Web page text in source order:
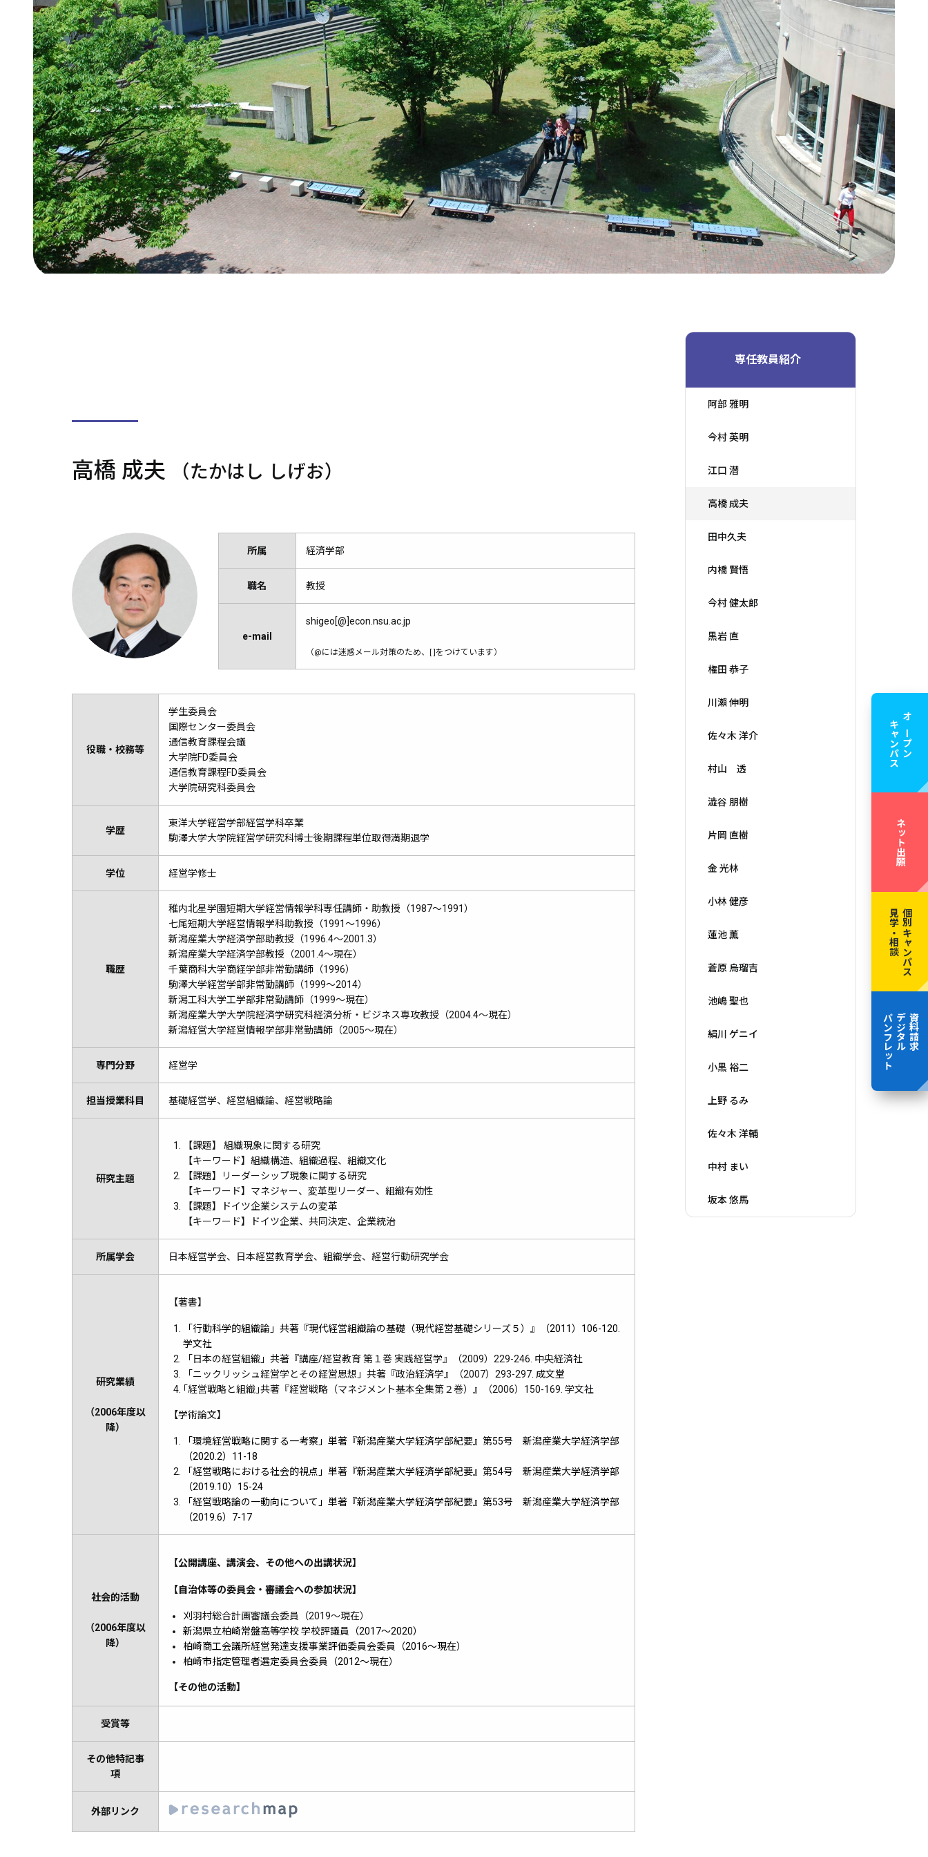
オープン
キャンパス
ネット出願
個別キャンパス
見学・相談
資料請求
デジタル
パンフレット
高橋 成夫 （たかはし しげお）
所属 経済学部
職名 教授
e-mail
shigeo[@]econ.nsu.ac.jp
（@には迷惑メール対策のため、[ ]をつけています）
役職・校務等
学生委員会
国際センター委員会
通信教育課程会議
大学院FD委員会
通信教育課程FD委員会
大学院研究科委員会
学歴
東洋大学経営学部経営学科卒業
駒澤大学大学院経営学研究科博士後期課程単位取得満期退学
学位 経営学修士
職歴
稚内北星学園短期大学経営情報学科専任講師・助教授（1987～1991）
七尾短期大学経営情報学科助教授（1991～1996）
新潟産業大学経済学部助教授（1996.4～2001.3）
新潟産業大学経済学部教授（2001.4～現在）
千葉商科大学商経学部非常勤講師（1996）
駒澤大学経営学部非常勤講師（1999～2014）
新潟工科大学工学部非常勤講師（1999～現在）
新潟産業大学大学院経済学研究科経済分析・ビジネス専攻教授（2004.4～現在）
新潟経営大学経営情報学部非常勤講師（2005～現在）
専門分野 経営学
担当授業科目 基礎経営学、経営組織論、経営戦略論
研究主題
【課題】 組織現象に関する研究
【キーワード】組織構造、組織過程、組織文化
【課題】リーダーシップ現象に関する研究
【キーワード】マネジャー、変革型リーダー、組織有効性
【課題】ドイツ企業システムの変革
【キーワード】ドイツ企業、共同決定、企業統治
所属学会 日本経営学会、日本経営教育学会、組織学会、経営行動研究学会
研究業績
（2006年度以
降）
【著書】
「行動科学的組織論」共著『現代経営組織論の基礎（現代経営基礎シリーズ５）』（2011）106-120.
学文社
「日本の経営組織」共著『講座/経営教育 第１巻 実践経営学』（2009）229-246. 中央経済社
「ニックリッシュ経営学とその経営思想」共著『政治経済学』（2007）293-297. 成文堂
｢経営戦略と組織｣共著『経営戦略（マネジメント基本全集第２巻）』（2006）150-169. 学文社
【学術論文】
「環境経営戦略に関する一考察」単著『新潟産業大学経済学部紀要』第55号 新潟産業大学経済学部
（2020.2）11-18
「経営戦略における社会的視点」単著『新潟産業大学経済学部紀要』第54号 新潟産業大学経済学部
（2019.10）15-24
「経営戦略論の一動向について」単著『新潟産業大学経済学部紀要』第53号 新潟産業大学経済学部
（2019.6）7-17
社会的活動
（2006年度以
降）
【公開講座、講演会、その他への出講状況】
【自治体等の委員会・審議会への参加状況】
刈羽村総合計画審議会委員（2019～現在）
新潟県立柏崎常盤高等学校 学校評議員（2017～2020）
柏崎商工会議所経営発達支援事業評価委員会委員（2016～現在）
柏崎市指定管理者選定委員会委員（2012～現在）
【その他の活動】
受賞等
その他特記事
項
外部リンク
専任教員紹介
阿部 雅明
今村 英明
江口 潜
高橋 成夫
田中久夫
内橋 賢悟
今村 健太郎
黒岩 直
権田 恭子
川瀨 伸明
佐々木 洋介
村山 透
澁谷 朋樹
片岡 直樹
金 光林
小林 健彦
蓮池 薫
蒼原 烏瑠吉
池嶋 聖也
絹川 ゲニイ
小黒 裕二
上野 るみ
佐々木 洋輔
中村 まい
坂本 悠馬